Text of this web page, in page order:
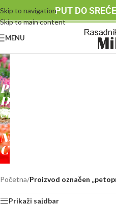
Skip to navigation
Skip to main content
PUT DO
MENU
RASADNIK
MIHALEK
PUT
DO
SREĆE
-
NAŠE
CVEĆE
Početna/Proizvod označen
Prikaži sajdbar